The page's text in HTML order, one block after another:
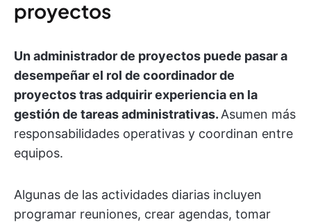
proyectos
Un administrador de proyectos puede pasar a
desempeñar el rol de coordinador de
proyectos tras adquirir experiencia en la
gestión de tareas administrativas. Asumen más
responsabilidades operativas y coordinan entre
equipos.
Algunas de las actividades diarias incluyen
programar reuniones, crear agendas, tomar